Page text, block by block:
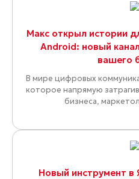
Макс открыл истории
Android: новый
вашего
В мире цифровых
которое напрямую
бизнеса,
Новый инструмент в